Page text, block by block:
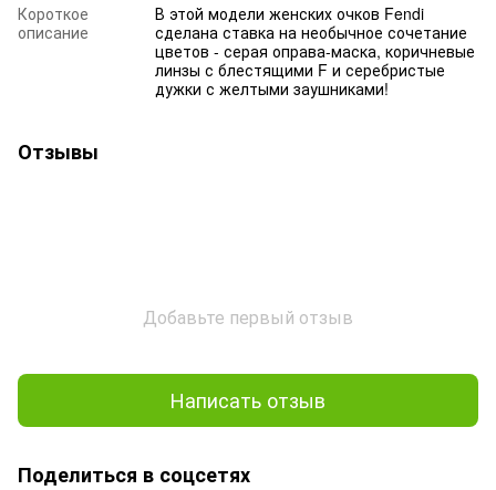
Короткое
описание
В этой модели женских очков Fendi
сделана ставка на необычное сочетание
цветов - серая оправа-маска, коричневые
линзы с блестящими F и серебристые
дужки с желтыми заушниками!
Отзывы
Добавьте первый отзыв
Написать отзыв
Поделиться в соцсетях